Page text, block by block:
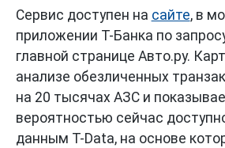
Сервис доступен на сайте, в
приложении Т-Банка по
главной странице Авто.ру.
анализе обезличенных
на 20 тысячах АЗС и
вероятностью сейчас
данным T-Data, на основе